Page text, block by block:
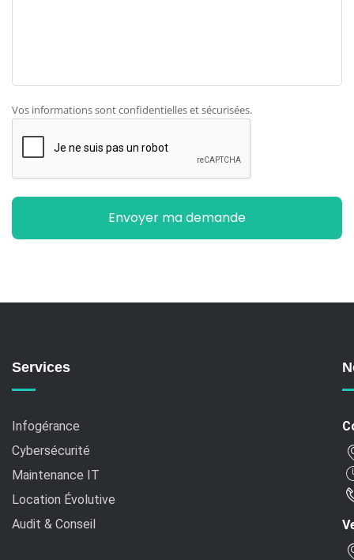
Vos informations sont confidentielles et sécurisées.
Services
Infogérance
Cybersécurité
Maintenance IT
Location Évolutive
Audit & Conseil